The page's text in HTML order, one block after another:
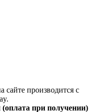
сайте производится с
при получении)